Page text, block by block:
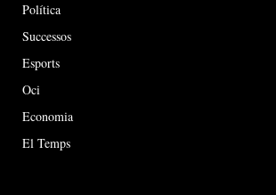
Política
Successos
Esports
Oci
Economia
El Temps